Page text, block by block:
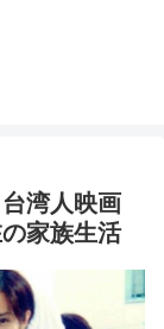
湾人映画
家族生活